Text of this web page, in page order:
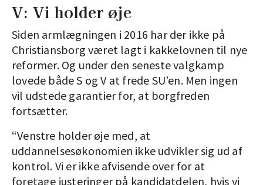
V: Vi holder øje
Siden armlægningen i 2016 har der ikke på
Christiansborg været lagt i kakkelovnen til nye
reformer. Og under den seneste valgkamp
lovede både S og V at frede SU’en. Men ingen
vil udstede garantier for, at borgfreden
fortsætter.
“Venstre holder øje med, at
uddannelsesøkonomien ikke udvikler sig ud af
kontrol. Vi er ikke afvisende over for at
foretage justeringer på kandidatdelen, hvis vi